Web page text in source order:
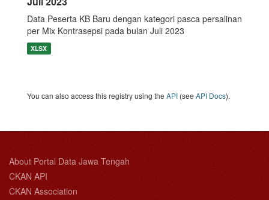
Data Peserta KB Baru dengan kategori pasca persalinan
per Mix Kontrasepsi pada bulan Juli 2023
XLSX
You can also access this registry using the API (see API Docs).
About Portal Data Jawa Tengah
CKAN API
CKAN Association